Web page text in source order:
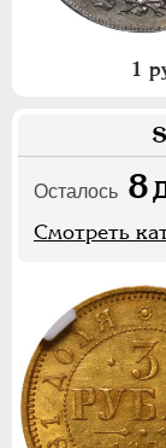
1
Осталось 8
Смотреть